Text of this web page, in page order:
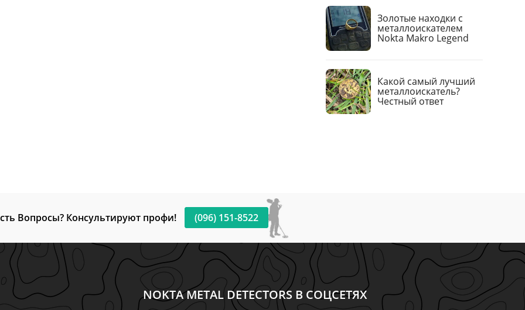
Золотые находки с
металлоискателем
Nokta Makro Legend
Какой самый лучший
металлоискатель?
Честный ответ
Вопросы? Консультируют профи! (096) 151-8522
NOKTA METAL DETECTORS В СОЦСЕТЯХ